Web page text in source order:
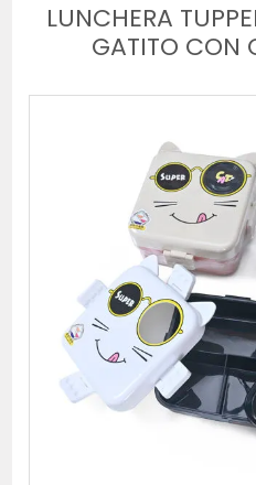
LUNCHERA
GATITO CON